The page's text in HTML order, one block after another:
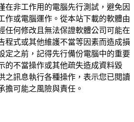
在非工作用的電腦先行測試，避免因
作或電腦運作。從本站下載的軟體由
任何修改且無法保證軟體公司可能在
程式或其他維護不當等因素而造成損
定之前，記得先行備份電腦中的重要
的不當操作或其他疏失造成資料毀
之訊息執行各種操作，表示您已閱讀
擔可能之風險與責任。